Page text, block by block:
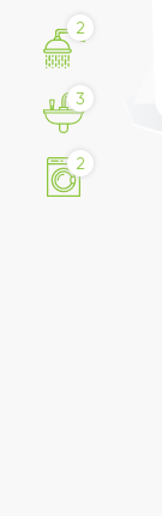
2
3
2